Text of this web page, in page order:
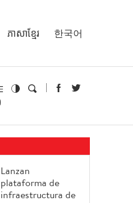
ភាសាខ្មែរ 한국어
Lanzan
plataforma de
infraestructura de